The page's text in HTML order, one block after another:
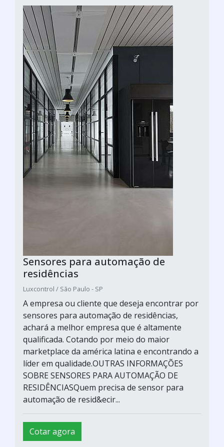
Sensores para automação de
residências
Luxcontrol / São Paulo - SP
A empresa ou cliente que deseja encontrar por
sensores para automação de residências,
achará a melhor empresa que é altamente
qualificada. Cotando por meio do maior
marketplace da américa latina e encontrando a
líder em qualidade.OUTRAS INFORMAÇÕES
SOBRE SENSORES PARA AUTOMAÇÃO DE
RESIDÊNCIASQuem precisa de sensor para
automação de resid&ecir...
Cotar agora